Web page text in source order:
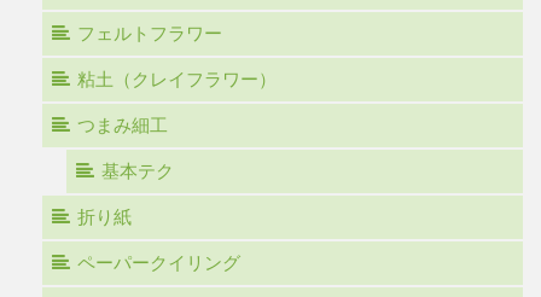
フェルトフラワー
粘土（クレイフラワー）
つまみ細工
基本テク
折り紙
ペーパークイリング